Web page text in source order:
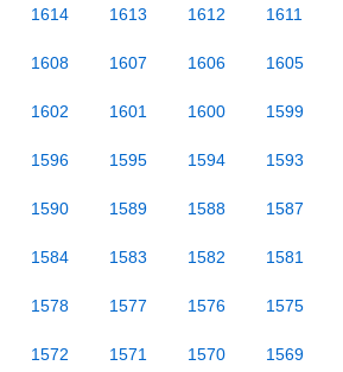
1614 1613 1612 1611
1608 1607 1606 1605
1602 1601 1600 1599
1596 1595 1594 1593
1590 1589 1588 1587
1584 1583 1582 1581
1578 1577 1576 1575
1572 1571 1570 1569